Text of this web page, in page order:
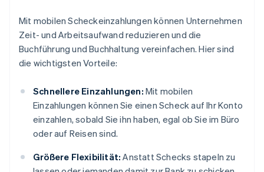
Mit mobilen Scheckeinzahlungen können Unternehmen
Zeit- und Arbeitsaufwand reduzieren und die
Buchführung und Buchhaltung vereinfachen. Hier sind
die wichtigsten Vorteile:
Schnellere Einzahlungen: Mit mobilen
Einzahlungen können Sie einen Scheck auf Ihr Konto
einzahlen, sobald Sie ihn haben, egal ob Sie im Büro
oder auf Reisen sind.
Größere Flexibilität: Anstatt Schecks stapeln zu